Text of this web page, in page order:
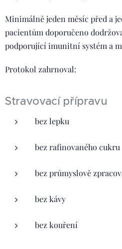
Minimálně jeden měsíc před a
pacientům doporučeno
podporující imunitní systém a
Protokol zahrnoval:
Stravovací přípravu
bez lepku
bez rafinovaného cukru
bez průmyslově
bez kávy
bez kouření